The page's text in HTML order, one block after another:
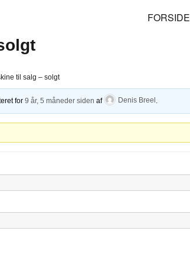
FORSIDE
til salg – solgt
for9 år, 5 måneder siden af Denis Breel